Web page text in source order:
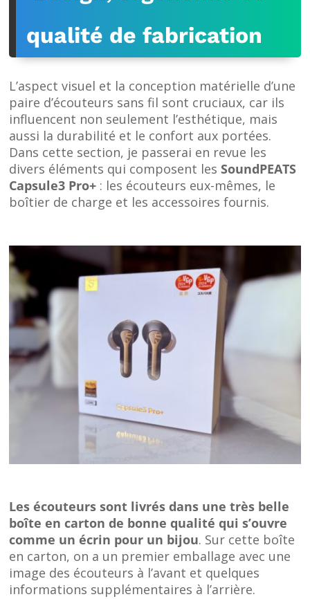
qualité de fabrication
L’aspect visuel et la conception matérielle d’une
paire d’écouteurs sans fil sont cruciaux, car ils
influencent non seulement l’esthétique, mais
aussi la durabilité et le confort aux portées.
Dans cette section, je passerai en revue les
divers éléments qui composent lesSoundPEATS
Capsule3 Pro+ : les écouteurs eux-mêmes, le
boîtier de charge et les accessoires fournis.
Les écouteurs sont livrés dans une très belle
boîte en carton de bonne qualité qui s’ouvre
comme un écrin pour un bijou. Sur cette boîte
en carton, on a un premier emballage avec une
image des écouteurs à l’avant et quelques
informations supplémentaires à l’arrière.